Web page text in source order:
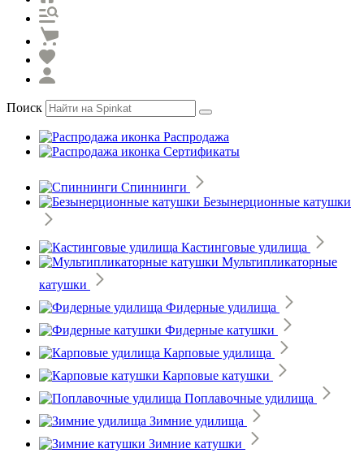
Поиск
Распродажа
Сертификаты
Спиннинги
Безынерционные катушки
Кастинговые удилища
Мультипликаторные
катушки
Фидерные удилища
Фидерные катушки
Карповые удилища
Карповые катушки
Поплавочные удилища
Зимние удилища
Зимние катушки